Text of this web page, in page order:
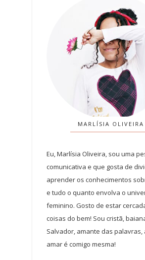
MARLÍSIA OLIVEIRA
Eu, Marlísia Oliveira, sou uma
comunicativa e que gosta de
aprender os conhecimentos
e tudo o quanto envolva o
feminino. Gosto de estar
coisas do bem! Sou cristã,
Salvador, amante das palavras,
amar é comigo mesma!